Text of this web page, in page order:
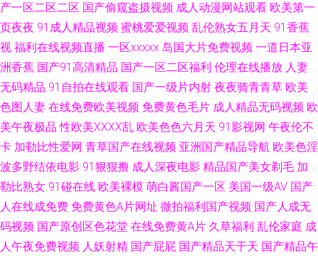
91青娱乐吧 97色团精华液 国产欧美精品日韩 亚洲老湿机久久 www超碰97
国产瑟瑟在线 国产午夜在线观看 玖玖av资源 日韩免费乱轮网站 91海角视频
AV片在线观看 国产1区2区3区 黑料福利导航 国产第页 日韩城人电影 国产91
在线九色 麻豆一区视频资源 天堂av资源站 成人深夜 老湿影院免费x片 日韩
在线第47页 俺去爷新网 韩国中文av无码 久久神马 欧美性爱午夜影院 午夜老
司机视频 狠狠插资源网 亚洲网址黄色 不卡久久 东京热最新网址 成人高清无
码 a精品小视频 91国产资源 www青艹 福利社性交A片 韩日色情 国产在线视
产一区二区二区 国产偷窥盗摄视频 成人动漫网站观看 欧美第一
页夜夜 91成人精品视频 蜜桃爱爱视频 乱伦熟女五月天 91香蕉
视 福利在线视频直播 一区xxxxx 岛国大片免费视频 一道日本亚
洲香蕉 国产91高清精品 国产一区二区福利 伦理在线播放 人妻
无码精品 91自拍在线观看 国产一级片内射 夜夜骑青青草 欧美
色图人妻 在线免费欧美视频 免费黄色毛片 成人精品无码视频 欧
美午夜极品 性欧美ⅩⅩⅩⅩ乱 欧美色色六月天 91影视网 午夜伦不
卡 加勒比性爱网 青草国产在线视频 亚洲国产精品导航 欧美色淫
波多野结依电影 91狠狠撸 成人深夜电影 精品国产美女剃毛 加
勒比熟女 91碰在线 欧美裸模 萌白酱国产一区 美国一级AV 国产
人在线成免费 免费黄色A片网址 微拍福利国产视频 国产人成无
码视频 国产原创区色花堂 在线免费黄A片 久草福利 乱伦家庭 成
人午夜免费视频 人妖射精 国产屁屁 国产精品天干天 国产精品午